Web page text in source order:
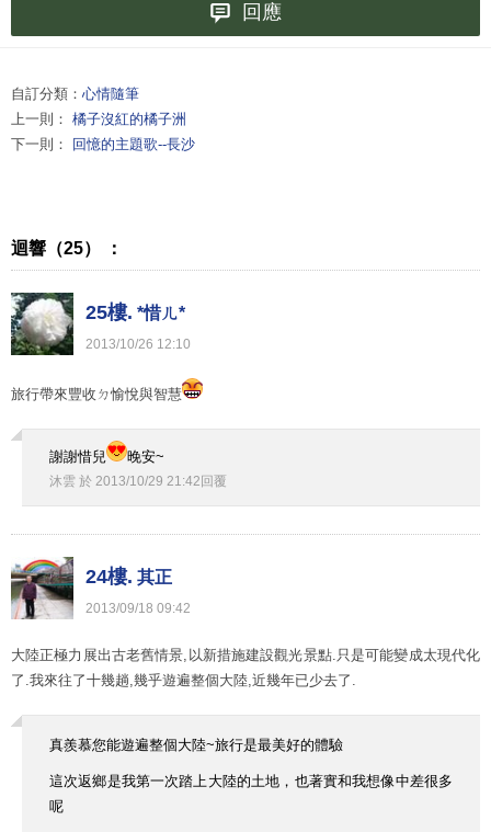
回應
自訂分類： 心情隨筆
上一則： 橘子沒紅的橘子洲
下一則：
回憶的主題歌--長沙
迴響（25） ：
25樓. *惜ㄦ*
2013/10/26 12:10
旅行帶來豐收ㄉ愉悅與智慧
謝謝惜兒 晚安~
沐雲 於 2013/10/29 21:42 回覆
24樓. 其正
2013/09/18 09:42
大陸正極力展出古老舊情景,以新措施建設觀光景點.只是可能變成太現代化
了.我來往了十幾趟,幾乎遊遍整個大陸,近幾年已少去了.
真羨慕您能遊遍整個大陸~旅行是最美好的體驗
這次返鄉是我第一次踏上大陸的土地，也著實和我想像中差很多
呢